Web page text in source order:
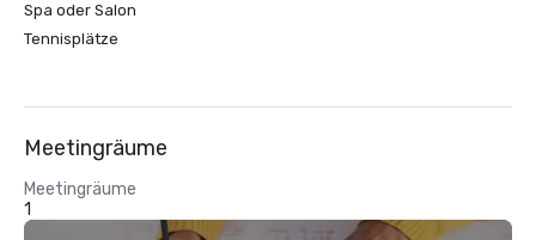
Spa oder Salon
Tennisplätze
Meetingräume
Meetingräume
1